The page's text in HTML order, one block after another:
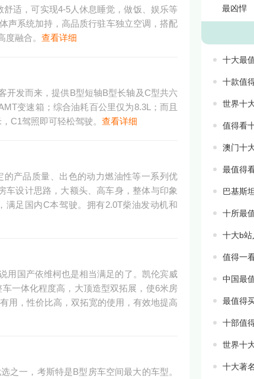
适，可实现4-5人休息睡觉，做饭、娱乐等
声系统加持，高品质行驻车独立空调，搭配
融合。 查看详细
开发而来，提供B型短轴B型长轴及C型共六
变速箱；综合油耗百公里仅为8.3L；而且
C1驾照即可轻松驾驶。 查看详细
产品质量、出色的动力燃油性等一系列优
车设计思路，大额头、高车身，整体与印象
满足国内C本驾驶。拥有2.0T柴油发动机和
用国产依维柯也是相当满足的了。凯伦宾威
一体化程度高，大顶造型双拓展，使6米房
用，性价比高，双拓宽的使用，有效地提高
之一，考斯特是B型房车空间最大的车型。
最凶悍
十大最
十款值
世界十
值得看
澳门十
最值得
巴基斯
十所最
十大b站
值得一
中国最
最值得
十部值
世界十
十大著